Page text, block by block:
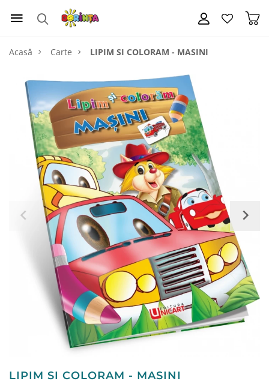
Acasă Carte LIPIM SI COLORAM - MASINI
LIPIM SI COLORAM - MASINI